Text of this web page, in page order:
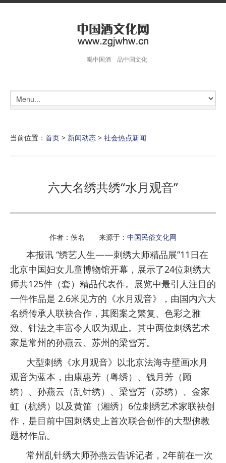
喝中国酒 品中国文化
当前位置： 首页 > 新闻动态 > 社会热点新闻
六大名绣共绣“水月观音”
作者：佚名 来源于： 中国民俗文化网
本报讯 “绣艺人生——刺绣大师精品展”11日在
北京中国妇女儿童博物馆开幕，展示了24位刺绣大
师共125件（套）精品代表作。展览中最引人注目的
一件作品是 2.6米见方的《水月观音》，由国内六大
名绣传承人联袂合作，其图案之繁复、色彩之雅
致、针法之丰富令人叹为观止。其中两位刺绣艺术
家是常州的孙燕云、苏州的梁雪芳。
大型刺绣《水月观音》以北京法海寺壁画水月
观音为蓝本，由康惠芳（粤绣）、钱月芳（顾
绣）、孙燕云（乱针绣）、梁雪芳（苏绣）、金家
虹（杭绣）以及黄笛（湘绣）6位刺绣艺术家联袂创
作，是目前中国刺绣史上首次联合创作的大型佛教
题材作品。
常州乱针绣大师孙燕云告诉记者，2年前在一次